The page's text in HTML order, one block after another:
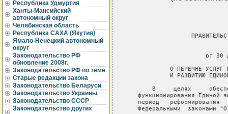
Республика Удмуртия
Ханты-Мансийский
автономный округ
Челябинская область
Республика САХА (Якутия)
Ямало-Ненецкий автономный
округ
Законодательство РФ
обновление 2008г.
Законодательство РФ по теме
Старые редакции закона
Законодательство Беларуси
Законодательство Украины
Законодательство СССР
Законодательство других
от 30
О ПЕРЕЧНЕ УСЛУГ
И РАЗВИТИЮ
В     целях
функционирования Единой
период   реформирования
Федеральными  законами